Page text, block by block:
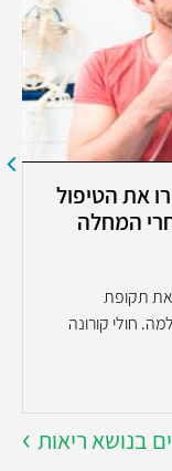
את הטיפול
המחלה
את תקופת
חולי קורונה
בנושא ריאות